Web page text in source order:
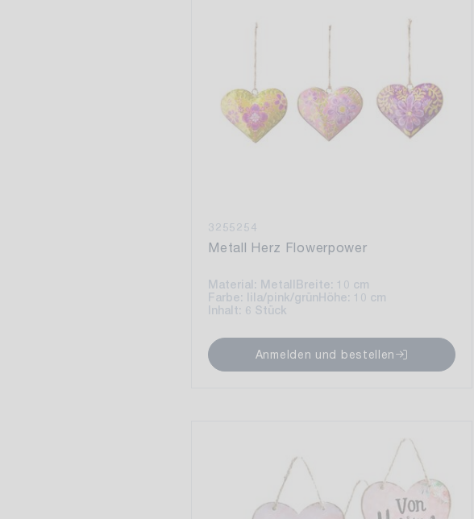
3255254
Metall Herz Flowerpower
Material: Metall
Breite: 10 cm
Farbe: lila/pink/grün Höhe: 10 cm
Inhalt: 6 Stück
Anmelden und bestellen